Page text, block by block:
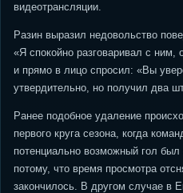
видеотрансляции.
Разин выразил недовольство
«Я спокойно разговаривал с
и прямо в лицо спросил: «Вы
утвердительно, но получил два
Ранее подобное удаление
первого круга сезона, когда
потенциально возможный гол
потому, что время просмотра
закончилось. В другом случае в